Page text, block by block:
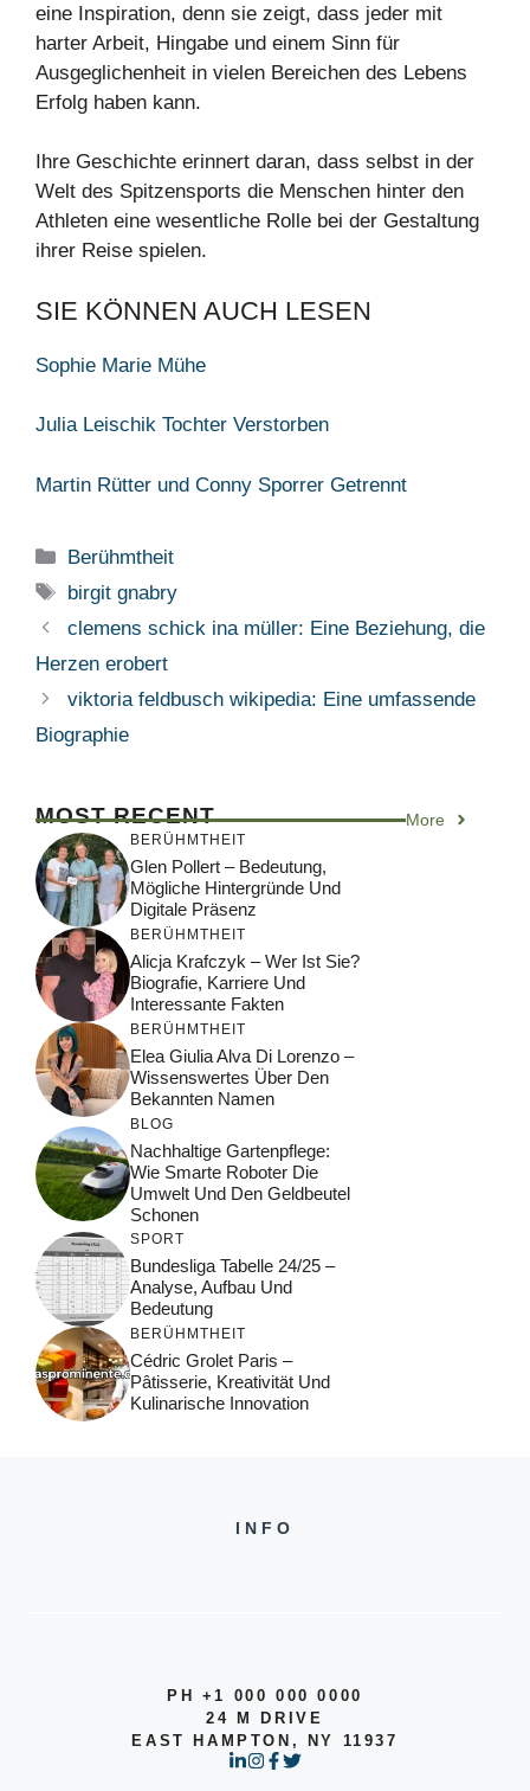
eine Inspiration, denn sie zeigt, dass jeder mit
harter Arbeit, Hingabe und einem Sinn für
Ausgeglichenheit in vielen Bereichen des Lebens
Erfolg haben kann.
Ihre Geschichte erinnert daran, dass selbst in der
Welt des Spitzensports die Menschen hinter den
Athleten eine wesentliche Rolle bei der Gestaltung
ihrer Reise spielen.
SIE KÖNNEN AUCH LESEN
Sophie Marie Mühe
Julia Leischik Tochter Verstorben
Martin Rütter und Conny Sporrer Getrennt
Categories
Berühmtheit
Tags
birgit gnabry
clemens schick ina müller: Eine Beziehung, die
Herzen erobert
viktoria feldbusch wikipedia: Eine umfassende
Biographie
MOST RECENT More
BERÜHMTHEIT
Glen Pollert – Bedeutung,
Mögliche Hintergründe Und
Digitale Präsenz
BERÜHMTHEIT
Alicja Krafczyk – Wer Ist Sie?
Biografie, Karriere Und
Interessante Fakten
BERÜHMTHEIT
Elea Giulia Alva Di Lorenzo –
Wissenswertes Über Den
Bekannten Namen
BLOG
Nachhaltige Gartenpflege:
Wie Smarte Roboter Die
Umwelt Und Den Geldbeutel
Schonen
SPORT
Bundesliga Tabelle 24/25 –
Analyse, Aufbau Und
Bedeutung
BERÜHMTHEIT
Cédric Grolet Paris –
Pâtisserie, Kreativität Und
Kulinarische Innovation
INFO
PH +1 000 000 0000
24 M DRIVE
EAST HAMPTON, NY 11937